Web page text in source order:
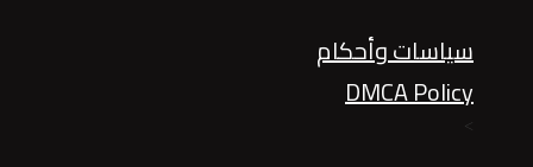
سياسات وأحكام
DMCA Policy